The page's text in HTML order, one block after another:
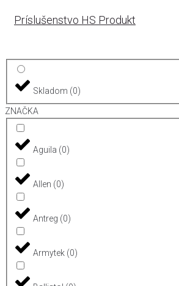
Príslušenstvo HS Produkt
Skladom (0)
ZNAČKA
Aguila (0)
Allen (0)
Antreg (0)
Armytek (0)